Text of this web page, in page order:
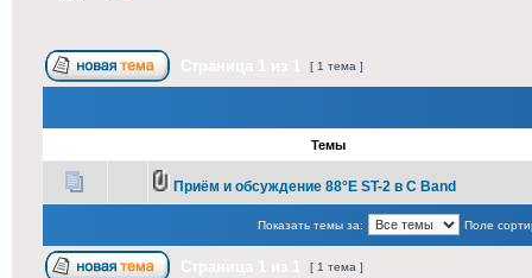
[ 1 тема ]
Темы
Приём и обсуждение 88°E ST-2 в C Band
Показать темы за: Поле
[ 1 тема ]